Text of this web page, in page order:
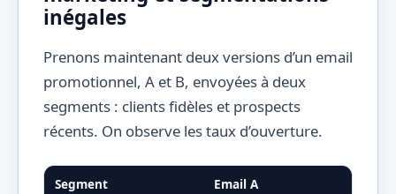
inégales
Prenons maintenant deux versions d’un email
promotionnel, A et B, envoyées à deux
segments : clients fidèles et prospects
récents. On observe les taux d’ouverture.
Segment Email A